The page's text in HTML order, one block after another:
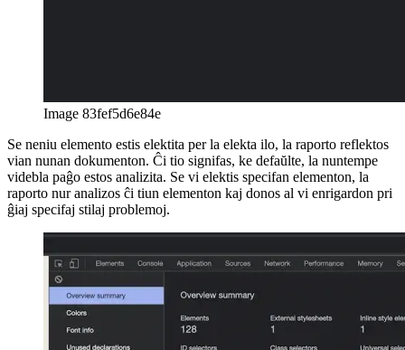
Image 83fef5d6e84e
Se neniu elemento estis elektita per la elekta ilo, la raporto reflektos
vian nunan dokumenton. Ĉi tio signifas, ke defaŭlte, la nuntempe
raporto nur analizos ĉi tiun elementon kaj donos al vi enrigardon pri
ĝiaj specifaj stilaj problemoj.